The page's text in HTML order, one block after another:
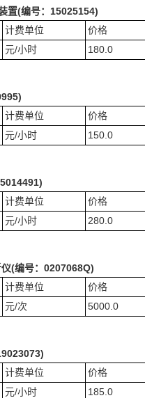
置(编号：15025154)
计费单位
价格
元/小时 180.0
计费单位
价格
元/小时 150.0
计费单位
价格
元/小时 280.0
(编号：0207068Q)
计费单位
价格
元/次 5000.0
计费单位
价格
元/小时 185.0